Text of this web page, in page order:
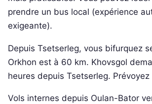
prendre un bus local (expérience
exigeante).
Depuis Tsetserleg, vous bifurquez
Orkhon est à 60 km. Khovsgol
heures depuis Tsetserleg.
Vols internes depuis Oulan-Bator